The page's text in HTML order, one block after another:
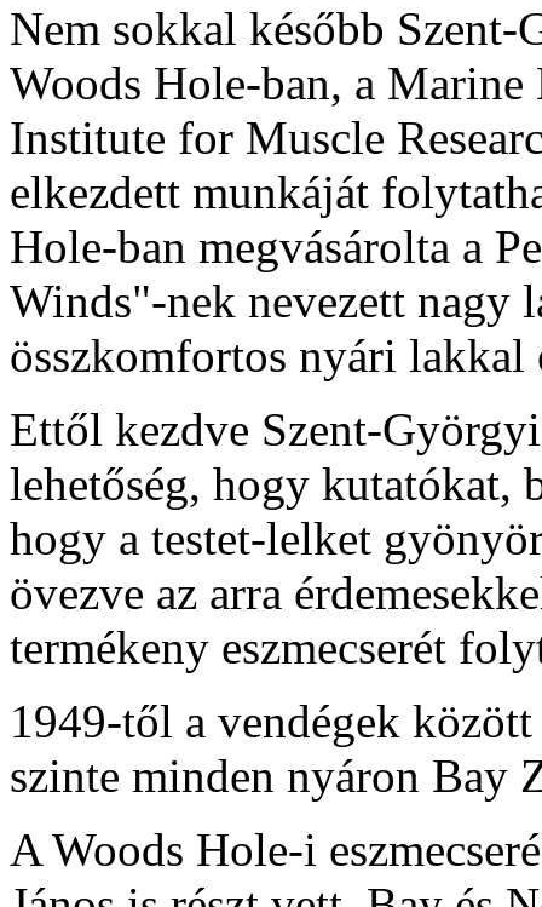
Nem sokkal később Szent-
Woods Hole-ban, a
Institute for Muscle
elkezdett munkáját
Hole-ban megvásárolta a
Winds"-nek nevezett nagy
összkomfortos nyári lakkal
Ettől kezdve Szent-
lehetőség, hogy kutatókat,
hogy a testet-lelket
övezve az arra
termékeny eszmecserét
1949-től a vendégek
szinte minden nyáron Bay
A Woods Hole-i